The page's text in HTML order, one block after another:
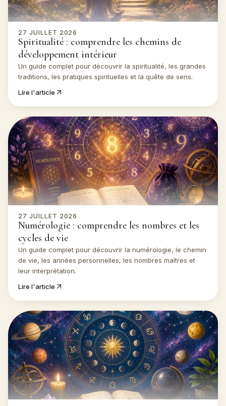
27 JUILLET 2026
Spiritualité : comprendre les chemins de
développement intérieur
Un guide complet pour découvrir la spiritualité, les grandes
traditions, les pratiques spirituelles et la quête de sens.
Lire l'article
27 JUILLET 2026
Numérologie : comprendre les nombres et les
cycles de vie
Un guide complet pour découvrir la numérologie, le chemin
de vie, les années personnelles, les nombres maîtres et
leur interprétation.
Lire l'article